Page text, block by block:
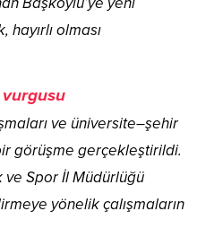
olması
ve üniversite–şehir
görüşme gerçekleştirildi.
ve Spor İl Müdürlüğü
yönelik çalışmaların